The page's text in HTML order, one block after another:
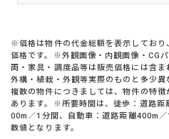
※価格は物件の代金総額を表示しており
価格です。※外観画像・内観画像・CG
両・家具・調度品等は販売価格には含
外構・植栽・外観等実際のものと多少
複数の物件につきましては、物件の特
あります。※所要時間は、徒歩：道路
00m／1分間、自動車：道路距離400m
数値となります。